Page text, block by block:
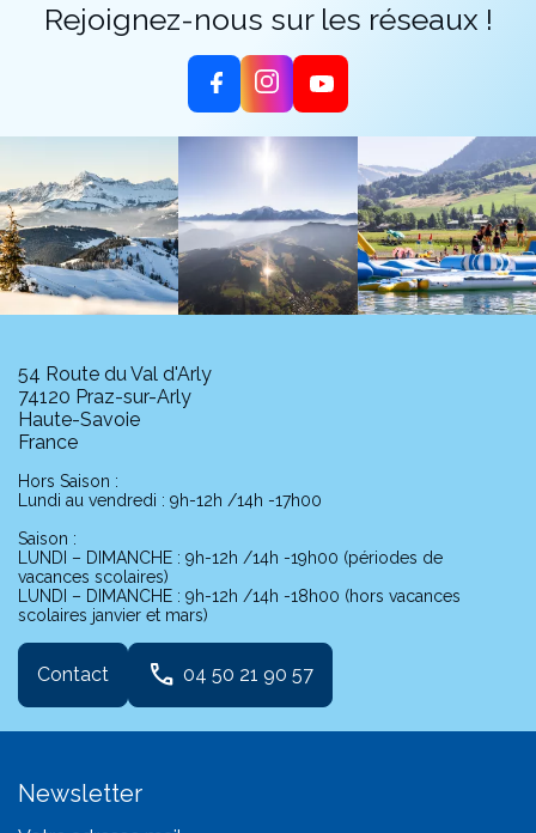
Rejoignez-nous sur les réseaux !
54 Route du Val d'Arly
74120 Praz-sur-Arly
Haute-Savoie
France
Hors Saison :
Lundi au vendredi : 9h-12h /14h -17h00
Saison :
LUNDI – DIMANCHE : 9h-12h /14h -19h00 (périodes de
vacances scolaires)
LUNDI – DIMANCHE : 9h-12h /14h -18h00 (hors vacances
scolaires janvier et mars)
Contact phone 04 50 21 90 57
Newsletter